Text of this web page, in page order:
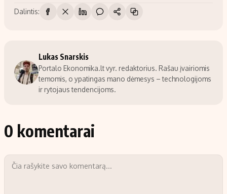
Dalintis:
Lukas Snarskis
Portalo Ekonomika.lt vyr. redaktorius. Rašau įvairiomis
temomis, o ypatingas mano dėmesys – technologijoms
ir rytojaus tendencijoms.
0 komentarai